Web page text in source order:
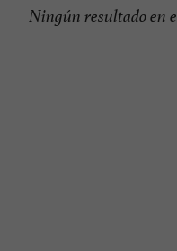
Ningún resultado en